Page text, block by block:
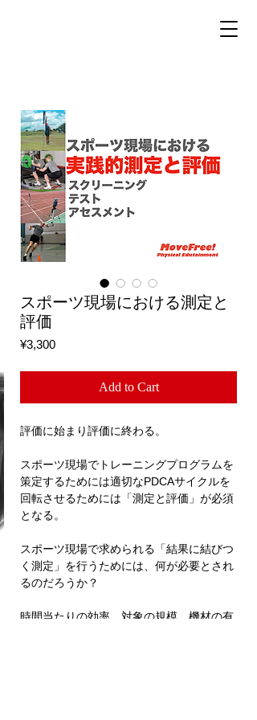
スポーツ現場における測定と
評価
¥3,300Price
Add to Cart
評価に始まり評価に終わる。
スポーツ現場でトレーニングプログラムを
策定するためには適切なPDCAサイクルを
回転させるためには「測定と評価」が必須
となる。
スポーツ現場で求められる「結果に結びつ
く測定」を行うためには、何が必要とされ
るのだろうか？
時間当たりの効率、対象の規模、機材の有